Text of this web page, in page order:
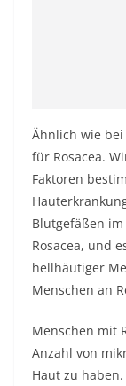
Ähnlich wie
für Rosacea.
Faktoren
Blutgefäßen
Rosacea, und
hellhäutiger
Menschen an
Menschen mit
Anzahl von
Haut zu